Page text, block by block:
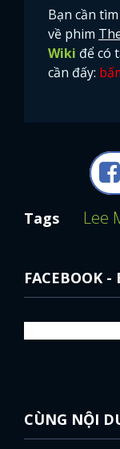
Bạn cần
về phim
Wiki để có
cần đấy:
Tags Lee
FACEBOOK
CÙNG NỘI